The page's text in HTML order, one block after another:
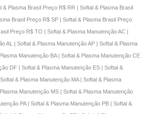
& Plasma Brasil Preço R$ RR | Softal & Plasma Brasil
Brasil Preço R$ SP | Softal & Plasma Brasil Preço
Preço R$ TO | Softal & Plasma Manutenção AC |
AL | Softal & Plasma Manutenção AP | Softal & Plasma
Manutenção BA | Softal & Plasma Manutenção CE
DF | Softal & Plasma Manutenção ES | Softal &
& Plasma Manutenção MA | Softal & Plasma
Manutenção MS | Softal & Plasma Manutenção
PA | Softal & Plasma Manutenção PB | Softal &